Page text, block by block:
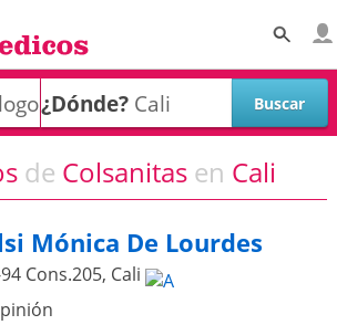
¿Dónde?
de Colsanitas en Cali
Mónica De Lourdes
Cons.205, Cali